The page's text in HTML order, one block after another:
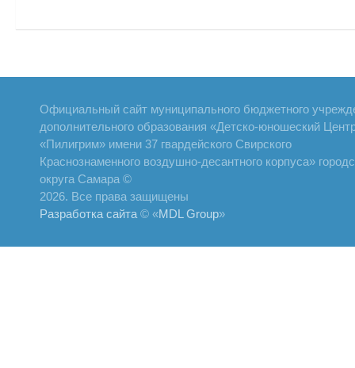
Официальный сайт муниципального бюджетного
дополнительного образования «Детско-юношеский
«Пилигрим» имени 37 гвардейского Свирского
Краснознаменного воздушно-десантного корпуса»
округа Самара ©
2026. Все права защищены
Разработка сайта © «MDL Group»